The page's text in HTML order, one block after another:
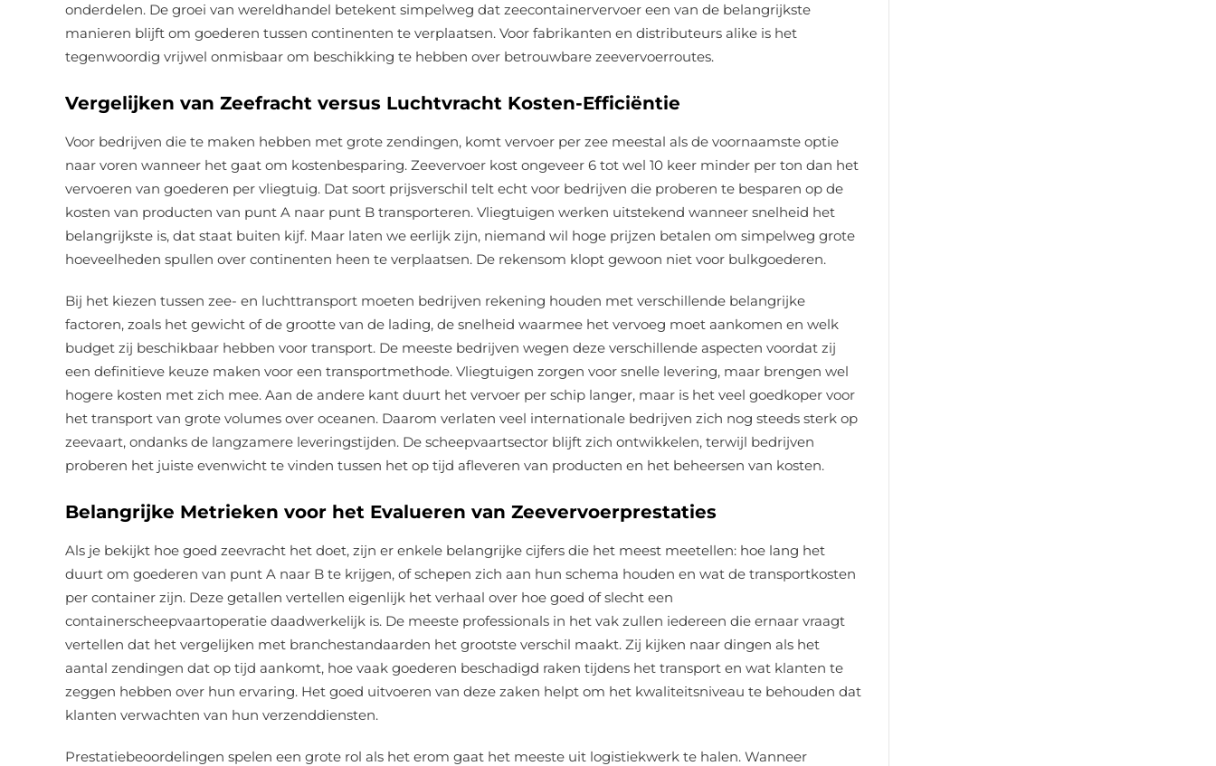
onderdelen. De groei van wereldhandel betekent simpelweg dat zeecontainervervoer een van de belangrijkste
manieren blijft om goederen tussen continenten te verplaatsen. Voor fabrikanten en distributeurs alike is het
tegenwoordig vrijwel onmisbaar om beschikking te hebben over betrouwbare zeevervoerroutes.
Vergelijken van Zeefracht versus Luchtvracht Kosten-Efficiëntie
Voor bedrijven die te maken hebben met grote zendingen, komt vervoer per zee meestal als de voornaamste optie
naar voren wanneer het gaat om kostenbesparing. Zeevervoer kost ongeveer 6 tot wel 10 keer minder per ton dan het
vervoeren van goederen per vliegtuig. Dat soort prijsverschil telt echt voor bedrijven die proberen te besparen op de
kosten van producten van punt A naar punt B transporteren. Vliegtuigen werken uitstekend wanneer snelheid het
belangrijkste is, dat staat buiten kijf. Maar laten we eerlijk zijn, niemand wil hoge prijzen betalen om simpelweg grote
hoeveelheden spullen over continenten heen te verplaatsen. De rekensom klopt gewoon niet voor bulkgoederen.
Bij het kiezen tussen zee- en luchttransport moeten bedrijven rekening houden met verschillende belangrijke
factoren, zoals het gewicht of de grootte van de lading, de snelheid waarmee het vervoeg moet aankomen en welk
budget zij beschikbaar hebben voor transport. De meeste bedrijven wegen deze verschillende aspecten voordat zij
een definitieve keuze maken voor een transportmethode. Vliegtuigen zorgen voor snelle levering, maar brengen wel
hogere kosten met zich mee. Aan de andere kant duurt het vervoer per schip langer, maar is het veel goedkoper voor
het transport van grote volumes over oceanen. Daarom verlaten veel internationale bedrijven zich nog steeds sterk op
zeevaart, ondanks de langzamere leveringstijden. De scheepvaartsector blijft zich ontwikkelen, terwijl bedrijven
proberen het juiste evenwicht te vinden tussen het op tijd afleveren van producten en het beheersen van kosten.
Belangrijke Metrieken voor het Evalueren van Zeevervoerprestaties
Als je bekijkt hoe goed zeevracht het doet, zijn er enkele belangrijke cijfers die het meest meetellen: hoe lang het
duurt om goederen van punt A naar B te krijgen, of schepen zich aan hun schema houden en wat de transportkosten
per container zijn. Deze getallen vertellen eigenlijk het verhaal over hoe goed of slecht een
containerscheepvaartoperatie daadwerkelijk is. De meeste professionals in het vak zullen iedereen die ernaar vraagt
vertellen dat het vergelijken met branchestandaarden het grootste verschil maakt. Zij kijken naar dingen als het
aantal zendingen dat op tijd aankomt, hoe vaak goederen beschadigd raken tijdens het transport en wat klanten te
zeggen hebben over hun ervaring. Het goed uitvoeren van deze zaken helpt om het kwaliteitsniveau te behouden dat
klanten verwachten van hun verzenddiensten.
Prestatiebeoordelingen spelen een grote rol als het erom gaat het meeste uit logistiekwerk te halen. Wanneer